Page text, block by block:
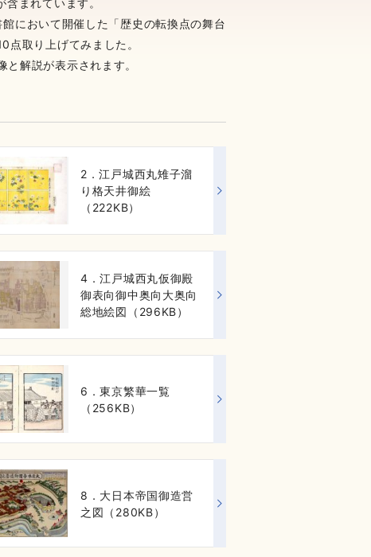
まれています。
において開催した「歴史の転換点の舞台
点取り上げてみました。
解説が表示されます。
2．江戸城西丸雉子溜
り格天井御絵
（222KB）
4．江戸城西丸仮御殿
御表向御中奥向大奥向
総地絵図（296KB）
6．東京繁華一覧
（256KB）
8．大日本帝国御造営
之図（280KB）